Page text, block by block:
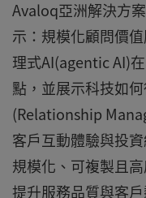
Avaloq亞洲解決方
示：規模化顧問價
理式AI(agentic AI)
點，並展示科技如
(Relationship
客戶互動體驗與投
規模化、可複製且
提升服務品質與客戶